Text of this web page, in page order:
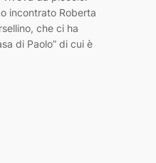
incontrato Roberta
che ci ha
di Paolo” di cui è